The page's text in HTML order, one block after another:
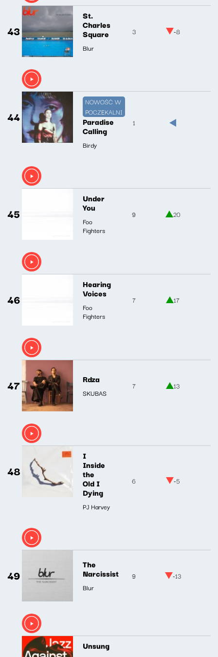
43
St.
Charles
Square
Blur
3 -8
44
NOWOŚĆ W
POCZEKALNI
Paradise
Calling
Birdy
1
45
Under
You
Foo
Fighters
9 20
46
Hearing
Voices
Foo
Fighters
7 17
47 Rdza
SKUBAS
7 13
48
I
Inside
the
Old I
Dying
PJ Harvey
6 -5
49
The
Narcissist
Blur
9 -13
Unsung